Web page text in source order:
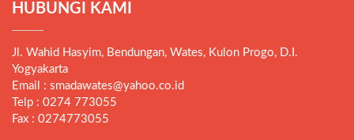
HUBUNGI KAMI
Jl. Wahid Hasyim, Bendungan, Wates, Kulon Progo, D.I.
Yogyakarta
Email : smadawates@yahoo.co.id
Telp : 0274 773055
Fax : 0274773055